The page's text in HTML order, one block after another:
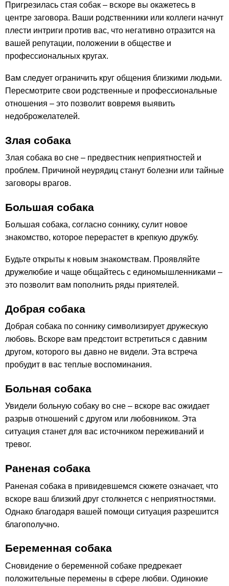
Пригрезилась стая собак – вскоре вы окажетесь в
центре заговора. Ваши родственники или коллеги начнут
плести интриги против вас, что негативно отразится на
вашей репутации, положении в обществе и
профессиональных кругах.
Вам следует ограничить круг общения близкими людьми.
Пересмотрите свои родственные и профессиональные
отношения – это позволит вовремя выявить
недоброжелателей.
Злая собака
Злая собака во сне – предвестник неприятностей и
проблем. Причиной неурядиц станут болезни или тайные
заговоры врагов.
Большая собака
Большая собака, согласно соннику, сулит новое
знакомство, которое перерастет в крепкую дружбу.
Будьте открыты к новым знакомствам. Проявляйте
дружелюбие и чаще общайтесь с единомышленниками –
это позволит вам пополнить ряды приятелей.
Добрая собака
Добрая собака по соннику символизирует дружескую
любовь. Вскоре вам предстоит встретиться с давним
другом, которого вы давно не видели. Эта встреча
пробудит в вас теплые воспоминания.
Больная собака
Увидели больную собаку во сне – вскоре вас ожидает
разрыв отношений с другом или любовником. Эта
ситуация станет для вас источником переживаний и
тревог.
Раненая собака
Раненая собака в привидевшемся сюжете означает, что
вскоре ваш близкий друг столкнется с неприятностями.
Однако благодаря вашей помощи ситуация разрешится
благополучно.
Беременная собака
Сновидение о беременной собаке предрекает
положительные перемены в сфере любви. Одинокие